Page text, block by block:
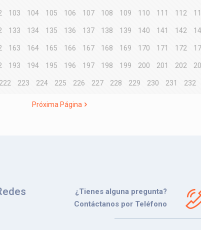
103 104 105 106 107 108 109 110 111 112
133 134 135 136 137 138 139 140 141 142
163 164 165 166 167 168 169 170 171 172
193 194 195 196 197 198 199 200 201 202
222 223 224 225 226 227 228 229 230 231 232
Próxima Página
¿Tienes alguna pregunta?
Contáctanos por Teléfono